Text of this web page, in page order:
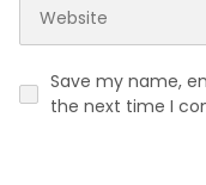
Save my name,
the next time I